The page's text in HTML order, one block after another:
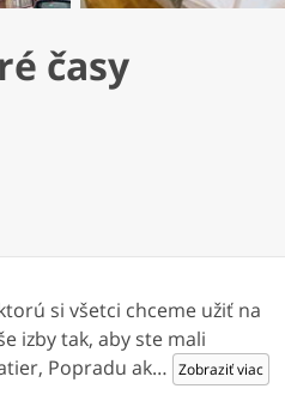
časy
si všetci chceme užiť na
izby tak, aby ste mali
Popradu ak… Zobraziť viac